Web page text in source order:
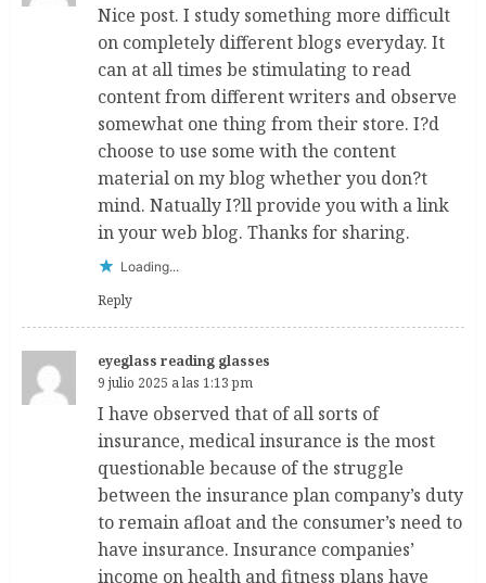
Nice post. I study something more difficult
on completely different blogs everyday. It
can at all times be stimulating to read
content from different writers and observe
somewhat one thing from their store. I?d
choose to use some with the content
material on my blog whether you don?t
mind. Natually I?ll provide you with a link
in your web blog. Thanks for sharing.
Loading...
Reply
eyeglass reading glasses
9 julio 2025 a las 1:13 pm
I have observed that of all sorts of
insurance, medical insurance is the most
questionable because of the struggle
between the insurance plan company’s duty
to remain afloat and the consumer’s need to
have insurance. Insurance companies’
income on health and fitness plans have